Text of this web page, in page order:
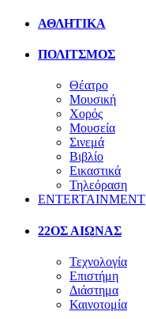
ΑΘΛΗΤΙΚΑ
ΠΟΛΙΤΣΜΟΣ
Θέατρο
Μουσική
Χορός
Μουσεία
Σινεμά
Βιβλίο
Εικαστικά
Τηλεόραση
ENTERTAINMENT
22ΟΣ ΑΙΩΝΑΣ
Τεχνολογία
Επιστήμη
Διάστημα
Καινοτομία